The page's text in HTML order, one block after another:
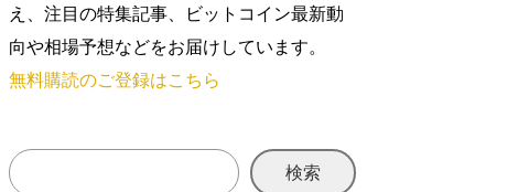
え、注目の特集記事、ビットコイン最新動
向や相場予想などをお届けしています。
無料購読のご登録はこちら
検索